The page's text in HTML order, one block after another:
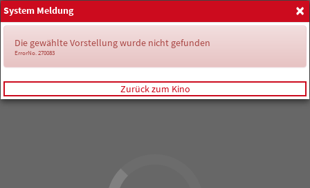
Anmelden
×
System Meldung
Die gewählte Vorstellung wurde nicht gefunden
ErrorNo. 270083
Zurück zum Kino